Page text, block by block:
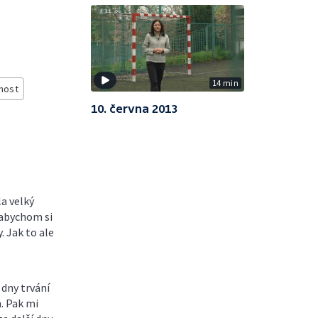
velký
si
Jak to ale
trvání
Pak mi
14 min
10. června 2013